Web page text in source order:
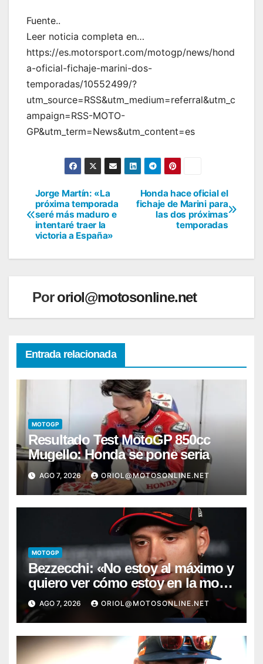
Fuente..
Leer noticia completa en…
https://es.motorsport.com/motogp/news/hond
a-oficial-fichaje-marini-dos-
temporadas/10552499/?
utm_source=RSS&utm_medium=referral&utm_c
ampaign=RSS-MOTO-
GP&utm_term=News&utm_content=es
Navegación
de
entradas
Honda hace oficial el
fichaje de Marini para
las dos próximas
temporadas
Jorge Martín: «La
próxima temporada
seré más maduro e
intentaré traer la
victoria a España»
Pororiol@motosonline.net
Entrada relacionada
MOTOGP
Resultado Test MotoGP 850cc
Mugello: Honda se pone seria
AGO 7, 2026 ORIOL@MOTOSONLINE.NET
MOTOGP
Bezzecchi: «No estoy al máximo y
quiero ver cómo estoy en la moto;
desde Aragón será una guerra»
AGO 7, 2026 ORIOL@MOTOSONLINE.NET